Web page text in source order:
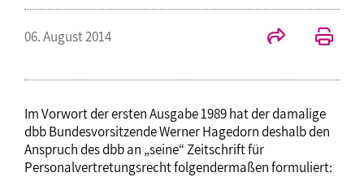
06. August 2014
Im Vorwort der ersten Ausgabe 1989 hat der damalige
dbb Bundesvorsitzende Werner Hagedorn deshalb den
Anspruch des dbb an „seine“ Zeitschrift für
Personalvertretungsrecht folgendermaßen formuliert: